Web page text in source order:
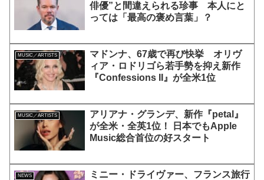
俳優”と間違えられる珍事 本人にと
っては「最高の褒め言葉」？
MUSIC／ARTISTS
マドンナ、67歳で再び快挙 オリヴ
ィア・ロドリゴら若手勢を抑え新作
『Confessions II』が全米1位
MUSIC／ARTISTS
アリアナ・グランデ、新作『petal』
が全米・全英1位！ 日本でもApple
Music総合首位の好スタート
NEWS
ミニー・ドライヴァー、フランス旅行